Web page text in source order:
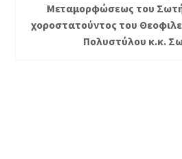
Μεταμορφώσεως του
χοροστατούντος του
Πολυστύλου κ.κ.